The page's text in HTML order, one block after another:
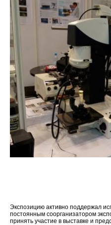
Экспозицию активно поддержал
постоянным соорганизатором
принять участие в выставке и